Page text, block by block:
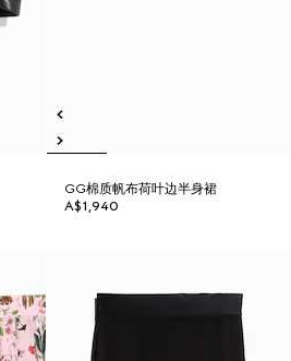
GG棉质帆布荷叶边半身裙
A$1,940